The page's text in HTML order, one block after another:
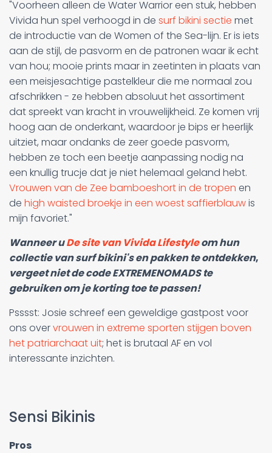
"Voorheen alleen de Water Warrior een stuk, hebben
Vivida hun spel verhoogd in de surf bikini sectie met
de introductie van de Women of the Sea-lijn. Er is iets
aan de stijl, de pasvorm en de patronen waar ik echt
van hou; mooie prints maar in zeetinten in plaats van
een meisjesachtige pastelkleur die me normaal zou
afschrikken - ze hebben absoluut het assortiment
dat spreekt van kracht in vrouwelijkheid. Ze komen vrij
hoog aan de onderkant, waardoor je bips er heerlijk
uitziet, maar ondanks de zeer goede pasvorm,
hebben ze toch een beetje aanpassing nodig na
een knullig trucje dat je niet helemaal geland hebt.
Vrouwen van de Zee bamboeshort in de tropen en
de high waisted broekje in een woest saffierblauwis
mijn favoriet."
Wanneer uDe site van Vivida Lifestyleom hun
collectie van surf bikini's en pakken te ontdekken,
vergeet niet de code EXTREMENOMADS te
gebruiken om je korting toe te passen!
Psssst: Josie schreef een geweldige gastpost voor
ons overvrouwen in extreme sporten stijgen boven
het patriarchaat uit; het is brutaal AF en vol
interessante inzichten.
Sensi Bikinis
Pros